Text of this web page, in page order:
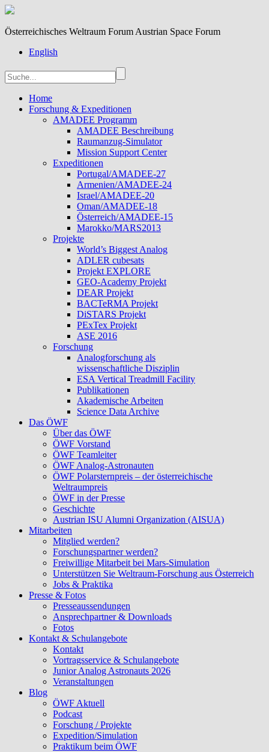
Österreichisches Weltraum Forum Austrian Space Forum
English
Home
Forschung & Expeditionen
AMADEE Programm
AMADEE Beschreibung
Raumanzug-Simulator
Mission Support Center
Expeditionen
Portugal/AMADEE-27
Armenien/AMADEE-24
Israel/AMADEE-20
Oman/AMADEE-18
Österreich/AMADEE-15
Marokko/MARS2013
Projekte
World’s Biggest Analog
ADLER cubesats
Projekt EXPLORE
GEO-Academy Projekt
DEAR Projekt
BACTeRMA Projekt
DiSTARS Projekt
PExTex Projekt
ASE 2016
Forschung
Analogforschung als
wissenschaftliche Disziplin
ESA Vertical Treadmill Facility
Publikationen
Akademische Arbeiten
Science Data Archive
Das ÖWF
Über das ÖWF
ÖWF Vorstand
ÖWF Teamleiter
ÖWF Analog-Astronauten
ÖWF Polarsternpreis – der österreichische
Weltraumpreis
ÖWF in der Presse
Geschichte
Austrian ISU Alumni Organization (AISUA)
Mitarbeiten
Mitglied werden?
Forschungspartner werden?
Freiwillige Mitarbeit bei Mars-Simulation
Unterstützen Sie Weltraum-Forschung aus Österreich
Jobs & Praktika
Presse & Fotos
Presseaussendungen
Ansprechpartner & Downloads
Fotos
Kontakt & Schulangebote
Kontakt
Vortragsservice & Schulangebote
Junior Analog Astronauts 2026
Veranstaltungen
Blog
ÖWF Aktuell
Podcast
Forschung / Projekte
Expedition/Simulation
Praktikum beim ÖWF